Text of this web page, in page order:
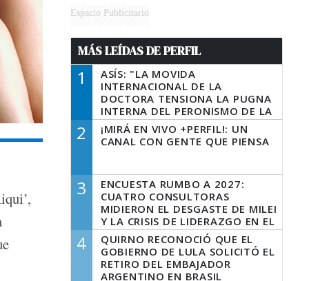
Espacio Publicitario
MÁS LEÍDAS DE PERFIL
1
ASÍS: "LA MOVIDA
INTERNACIONAL DE LA
DOCTORA TENSIONA LA PUGNA
INTERNA DEL PERONISMO DE LA
PROVINCIA DEL PECADO"
2
¡MIRÁ EN VIVO +PERFIL!: UN
CANAL CON GENTE QUE PIENSA
3
ENCUESTA RUMBO A 2027:
CUATRO CONSULTORAS
MIDIERON EL DESGASTE DE MILEI
Y LA CRISIS DE LIDERAZGO EN EL
PERONISMO
4
QUIRNO RECONOCIÓ QUE EL
GOBIERNO DE LULA SOLICITÓ EL
RETIRO DEL EMBAJADOR
ARGENTINO EN BRASIL